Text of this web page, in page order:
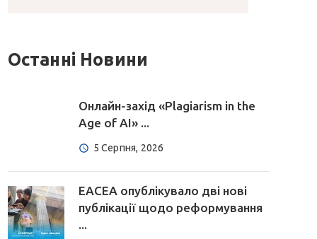
Останні Новини
Онлайн-захід «Plagiarism in the
Age of AI» ...
5 Серпня, 2026
EACEA опублікувало дві нові
публікації щодо реформування
...